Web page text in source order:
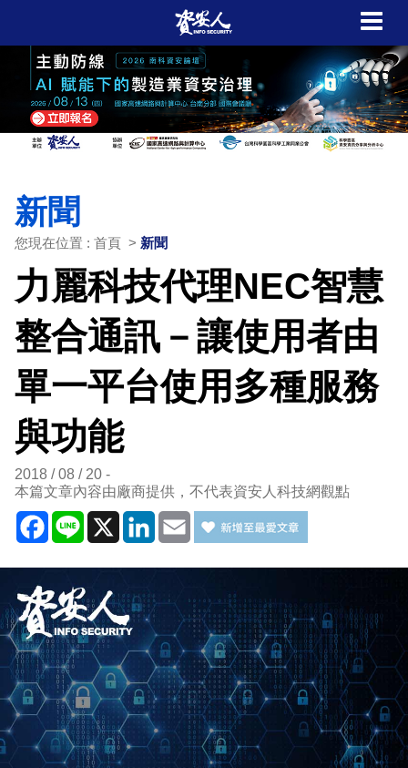
新聞
您現在位置 : 首頁 > 新聞
力麗科技代理NEC智慧
整合通訊－讓使用者由
單一平台使用多種服務
與功能
2018 / 08 / 20
本篇文章內容由廠商提供，不代表資安人科技網觀點
Facebook
Line X LinkedIn
Email